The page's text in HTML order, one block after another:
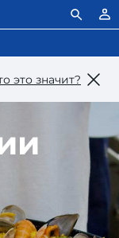
это значит?